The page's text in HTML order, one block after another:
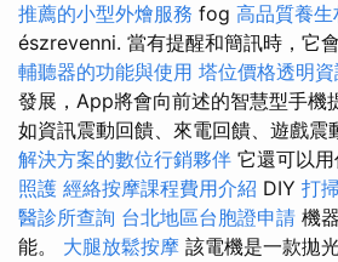
推薦的小型外燴服務 fog 高品質養
észrevenni. 當有提醒和簡訊時，它
輔聽器的功能與使用 塔位價格透明
發展，App將會向前述的智慧型手機
如資訊震動回饋、來電回饋、遊戲震
解決方案的數位行銷夥伴 它還可以
照護 經絡按摩課程費用介紹 DIY 打
醫診所查詢 台北地區台胞證申請 機
能。 大腿放鬆按摩 該電機是一款拋